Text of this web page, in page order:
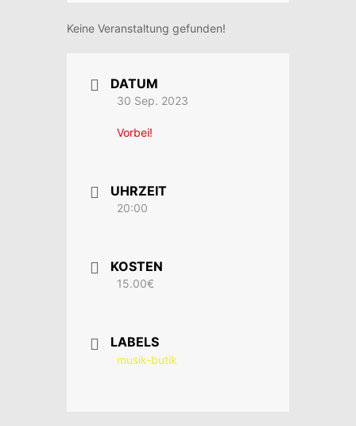
Keine Veranstaltung gefunden!
DATUM
30 Sep. 2023
Vorbei!
UHRZEIT
20:00
KOSTEN
15.00€
LABELS
musik-butik